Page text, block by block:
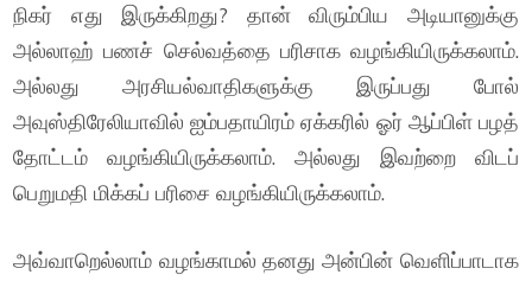
நிகர் எது இருக்கிறது? தான் விரும்பிய அடியானுக்கு
அல்லாஹ் பணச் செல்வத்தை பரிசாக வழங்கியிருக்கலாம்.
அல்லது அரசியல்வாதிகளுக்கு இருப்பது போல்
அவுஸ்திரேலியாவில் ஐம்பதாயிரம் ஏக்கரில் ஓர் ஆப்பிள் பழத்
தோட்டம் வழங்கியிருக்கலாம். அல்லது இவற்றை விடப்
பெறுமதி மிக்கப் பரிசை வழங்கியிருக்கலாம்.
அவ்வாறெல்லாம் வழங்காமல் தனது அன்பின் வெளிப்பாடாக